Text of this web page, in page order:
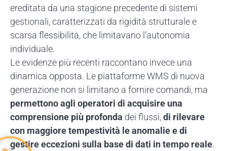
ereditata da una stagione precedente di sistemi
gestionali, caratterizzati da rigidità strutturale e
scarsa flessibilità, che limitavano l’autonomia
individuale.
Le evidenze più recenti raccontano invece una
dinamica opposta. Le piattaforme WMS di nuova
generazione non si limitano a fornire comandi, ma
permettono agli operatori di acquisire una
comprensione più profonda dei flussi,di rilevare
con maggiore tempestività le anomalie e di
gestire eccezioni sulla base di dati in tempo reale.